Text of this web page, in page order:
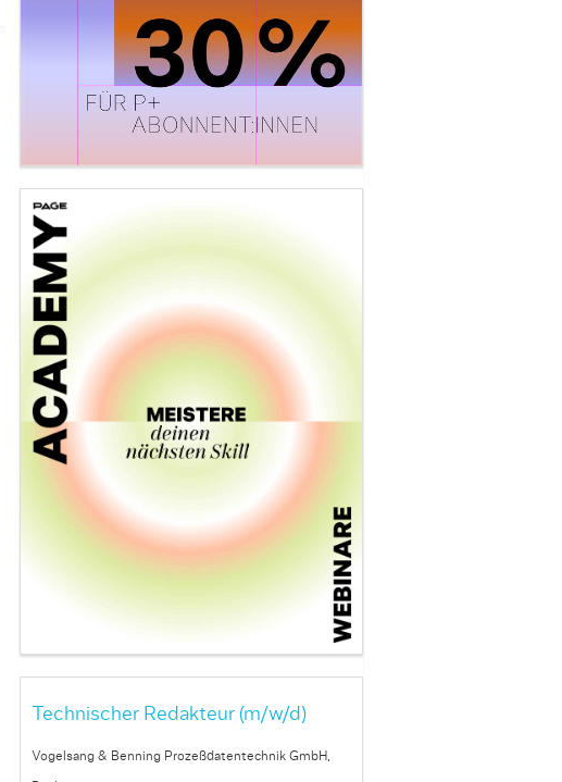
Technischer Redakteur (m/w/d)
Vogelsang & Benning Prozeßdatentechnik GmbH,